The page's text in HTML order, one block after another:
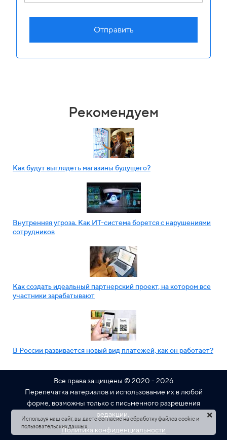
Отправить
Рекомендуем
Как будут выглядеть магазины будущего?
Внутренняя угроза. Как ИТ-система борется с нарушениями
сотрудников
Как создать идеальный партнерский проект, на котором все
участники зарабатывают
В России развивается новый вид платежей, как он работает?
Все права защищены © 2020 - 2026
Перепечатка материалов и использование их в любой
форме, возможны только с письменного разрешения
редакции.
Политика конфиденциальности
Используя наш сайт, вы даете согласие на обработку файлов cookie и
пользовательских данных.